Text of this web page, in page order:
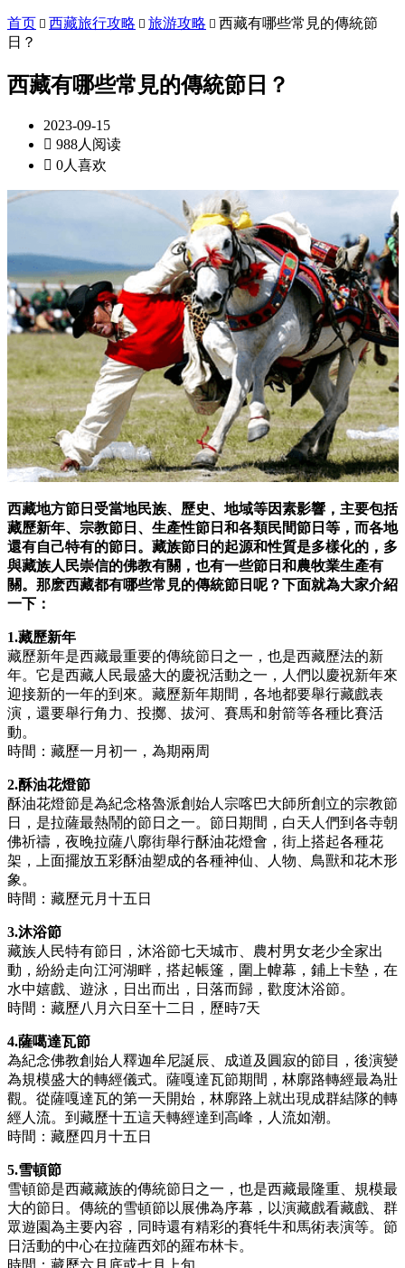
首页  西藏旅行攻略  旅游攻略  西藏有哪些常見的傳統節
日？
西藏有哪些常見的傳統節日？
2023-09-15
 988人阅读
 0人喜欢
西藏地方節日受當地民族、歷史、地域等因素影響，主要包括
藏歷新年、宗教節日、生產性節日和各類民間節日等，而各地
還有自己特有的節日。藏族節日的起源和性質是多樣化的，多
與藏族人民崇信的佛教有關，也有一些節日和農牧業生產有
關。那麽西藏都有哪些常見的傳統節日呢？下面就為大家介紹
一下：
1.藏歷新年
藏歷新年是西藏最重要的傳統節日之一，也是西藏歷法的新
年。它是西藏人民最盛大的慶祝活動之一，人們以慶祝新年來
迎接新的一年的到來。藏歷新年期間，各地都要舉行藏戲表
演，還要舉行角力、投擲、拔河、賽馬和射箭等各種比賽活
動。
時間：藏歷一月初一，為期兩周
2.酥油花燈節
酥油花燈節是為紀念格魯派創始人宗喀巴大師所創立的宗教節
日，是拉薩最熱鬧的節日之一。節日期間，白天人們到各寺朝
佛祈禱，夜晚拉薩八廓街舉行酥油花燈會，街上搭起各種花
架，上面擺放五彩酥油塑成的各種神仙、人物、鳥獸和花木形
象。
時間：藏歷元月十五日
3.沐浴節
藏族人民特有節日，沐浴節七天城市、農村男女老少全家出
動，紛紛走向江河湖畔，搭起帳篷，圍上幃幕，鋪上卡墊，在
水中嬉戲、遊泳，日出而出，日落而歸，歡度沐浴節。
時間：藏歷八月六日至十二日，歷時7天
4.薩噶達瓦節
為紀念佛教創始人釋迦牟尼誕辰、成道及圓寂的節目，後演變
為規模盛大的轉經儀式。薩嘎達瓦節期間，林廓路轉經最為壯
觀。從薩嘎達瓦的第一天開始，林廓路上就出現成群結隊的轉
經人流。到藏歷十五這天轉經達到高峰，人流如潮。
時間：藏歷四月十五日
5.雪頓節
雪頓節是西藏藏族的傳統節日之一，也是西藏最隆重、規模最
大的節日。傳統的雪頓節以展佛為序幕，以演藏戲看藏戲、群
眾遊園為主要內容，同時還有精彩的賽牦牛和馬術表演等。節
日活動的中心在拉薩西郊的羅布林卡。
時間：藏歷六月底或七月上旬